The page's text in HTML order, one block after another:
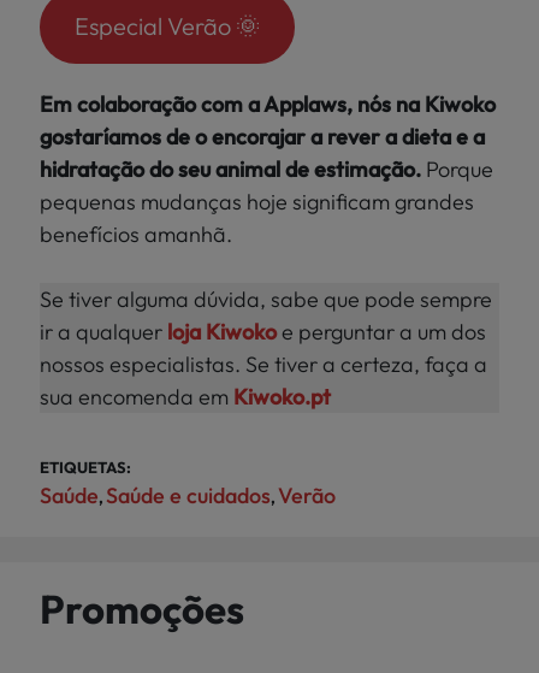
Especial Verão 🌞
Em colaboração com a Applaws, nós na Kiwoko
gostaríamos de o encorajar a rever a dieta e a
hidratação do seu animal de estimação. Porque
pequenas mudanças hoje significam grandes
benefícios amanhã.
Se tiver alguma dúvida, sabe que pode sempre
ir a qualquer loja Kiwokoe perguntar a um dos
nossos especialistas. Se tiver a certeza, faça a
sua encomenda em Kiwoko.pt
ETIQUETAS:
Saúde, Saúde e cuidados,Verão
Promoções